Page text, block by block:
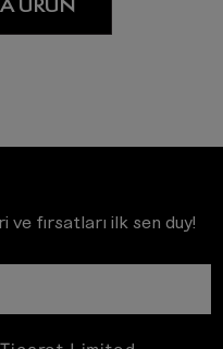
ve fırsatları ilk sen duy!